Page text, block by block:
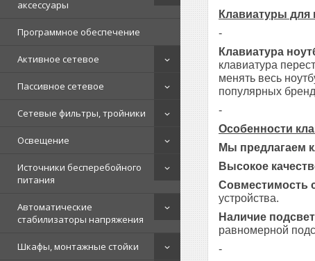
аксессуары
Программное обеспечение
Активное сетевое
Пассивное сетевое
Сетевые фильтры, тройники
Освещение
Источники бесперебойного
питания
Автоматические
стабилизаторы напряжения
Шкафы, монтажные стойки
Клавиатуры для
-
Клавиатура
клавиатура
менять весь
популярных
-
Особенности
Мы предлагаем
Высокое
Совместимость
устройства.
Наличие
равномерной
-